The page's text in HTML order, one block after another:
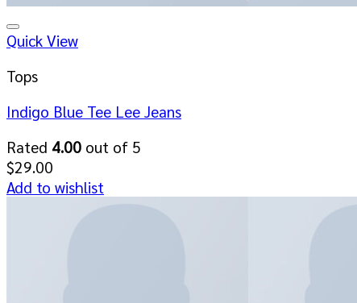
Quick View
Tops
Indigo Blue Tee Lee Jeans
Rated 4.00 out of 5
$29.00
Add to wishlist